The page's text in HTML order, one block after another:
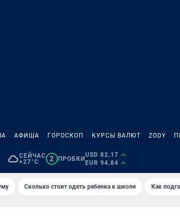
АФИША ГОРОСКОП КУРСЫ ВАЛЮТ ZODY
СЕЙЧАС
+27°C
2 ПРОБКИ
USD 82,17
EUR 94,84
Сколько стоит одеть ребенка к школе Как